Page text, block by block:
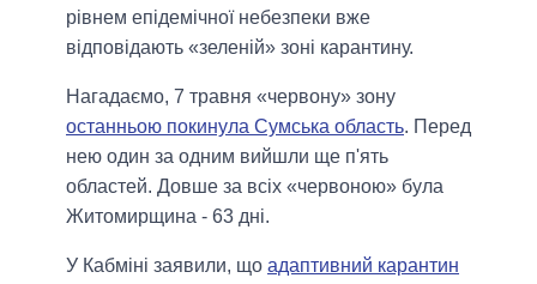
рівнем епідемічної небезпеки вже
відповідають «зеленій» зоні карантину.
Нагадаємо, 7 травня «червону» зону
останньою покинула Сумська область. Перед
нею один за одним вийшли ще п'ять
областей. Довше за всіх «червоною» була
Житомирщина - 63 дні.
У Кабміні заявили, що адаптивний карантин